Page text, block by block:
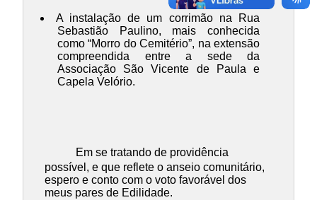
A instalação de um corrimão na Rua
Sebastião Paulino, mais conhecida
como “Morro do Cemitério”, na extensão
compreendida entre a sede da
Associação São Vicente de Paula e
Capela Velório.
Em se tratando de providência
possível, e que reflete o anseio comunitário,
espero e conto com o voto favorável dos
meus pares de Edilidade.